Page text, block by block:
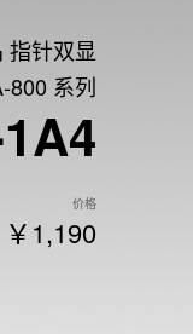
指针双显
800 系列
价格
￥1,190